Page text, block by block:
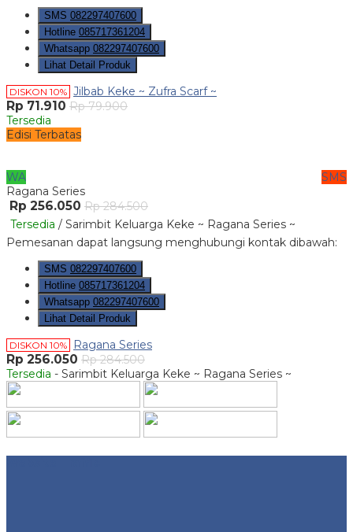
SMS 082297407600
Hotline 085717361204
Whatsapp 082297407600
Lihat Detail Produk
DISKON 10% Jilbab Keke ~ Zufra Scarf ~
Rp 71.910 Rp 79.900
Tersedia
Edisi Terbatas
WA
SMS
Ragana Series
Rp 256.050 Rp 284.500
Tersedia / Sarimbit Keluarga Keke ~ Ragana Series ~
Pemesanan dapat langsung menghubungi kontak dibawah:
SMS 082297407600
Hotline 085717361204
Whatsapp 082297407600
Lihat Detail Produk
DISKON 10% Ragana Series
Rp 256.050 Rp 284.500
Tersedia - Sarimbit Keluarga Keke ~ Ragana Series ~